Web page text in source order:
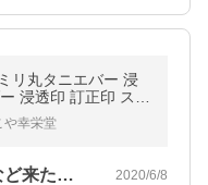
リ丸タニエバー 浸
浸透印 訂正印 スタ
ントやギフトにも
や幸栄堂
送料無料にするために宅配便など来た時用… 2020/6/8